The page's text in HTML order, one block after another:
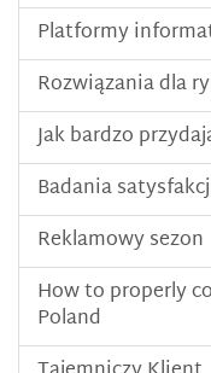
Platformy
Rozwiązania dla
Jak bardzo
Badania
Reklamowy sezon
How to properly
Poland